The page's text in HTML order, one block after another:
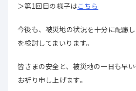
＞第1回目の様子はこちら
今後も、被災地の状況を十分に配慮
を検討してまいります。
皆さまの安全と、被災地の一日も早
お祈り申し上げます。